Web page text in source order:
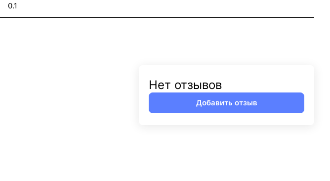
0.1
Нет отзывов
Добавить отзыв